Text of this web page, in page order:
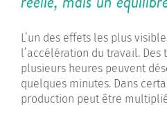
L’un des effets les plus
l’accélération du travail.
plusieurs heures peuvent
quelques minutes. Dans
production peut être